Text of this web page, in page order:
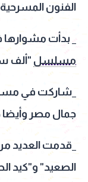
الفنون
_ بدأت
مسلسل "ألف
_شاركت في
جمال مصر
_قدمت العديد
الصعيد" و"كيد